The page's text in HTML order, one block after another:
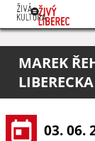
O projektu
Pořadatelé
MAREK
LIBERECKA
03. 06.